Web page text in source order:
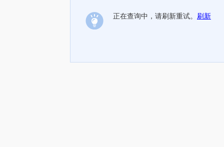
正在查询中，请刷新重试。 刷新